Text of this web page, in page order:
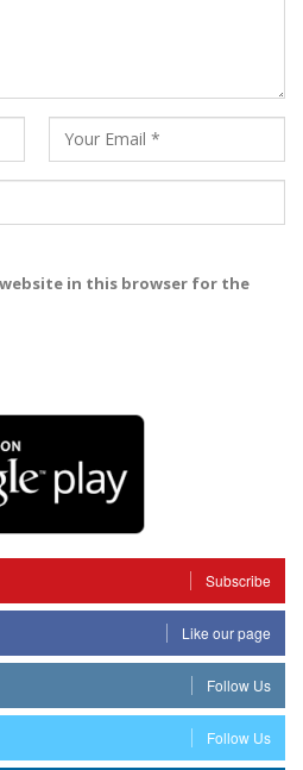
website in this browser for the
Subscribe
Like our page
Follow Us
Follow Us